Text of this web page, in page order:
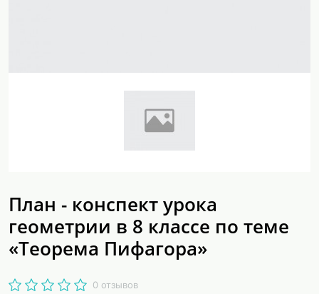
План - конспект урока
геометрии в 8 классе по теме
«Теорема Пифагора»
0 отзывов